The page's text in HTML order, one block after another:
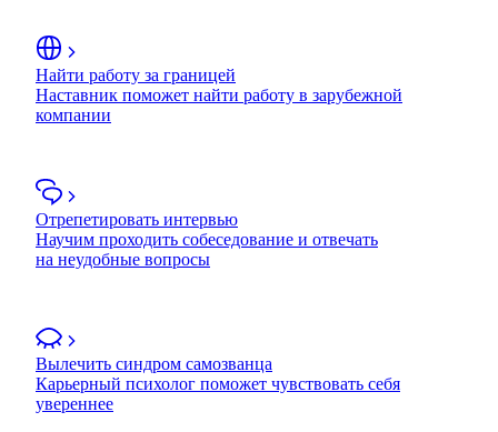
Найти работу за границей
Наставник поможет найти работу в зарубежной
компании
Отрепетировать интервью
Научим проходить собеседование и отвечать
на неудобные вопросы
Вылечить синдром самозванца
Карьерный психолог поможет чувствовать себя
увереннее